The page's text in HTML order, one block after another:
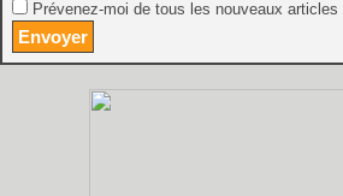
Prévenez-moi de tous les nouveaux articles